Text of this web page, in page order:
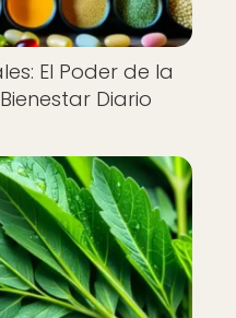
El Poder de la
Diario